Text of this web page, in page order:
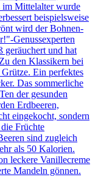
Mittelalter wurde
beispielsweise
wird der Bohnen-
Genussexperten
geräuchert und hat
den Klassikern bei
Ein perfektes
Das sommerliche
der gesunden
Erdbeeren,
eingekocht, sondern
Früchte
sind zugleich
als 50 Kalorien.
leckere Vanillecreme
Mandeln gönnen.